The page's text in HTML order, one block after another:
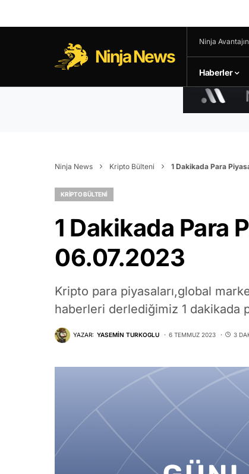
Ninja News
Ninja
Haberler
Ninja News Kripto Bülteni 1 Dakikada Para
KRIPTO BÜLTENI
1 Dakikada Para
06.07.2023
Kripto para piyasaları,global
haberleri derlediğimiz 1 dakikada
YAZAR: YASEMIN TURKOGLU 6 TEMMUZ 2023 3